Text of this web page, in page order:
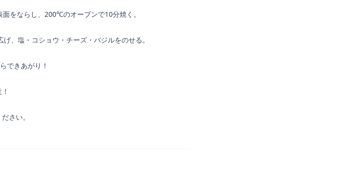
をならし、200℃のオーブンで10分焼く。
、塩・コショウ・チーズ・バジルをのせる。
できあがり！
さい。